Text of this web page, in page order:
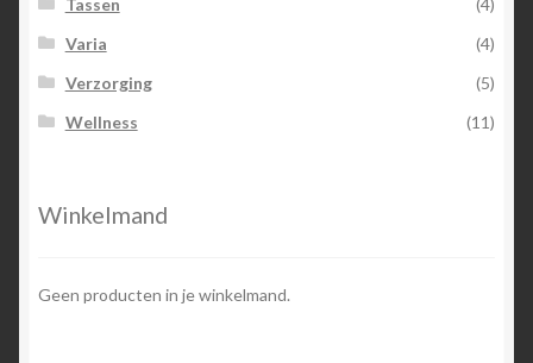
Tassen
(4)
Varia
(4)
Verzorging
(5)
Wellness
(11)
Winkelmand
Geen producten in je winkelmand.